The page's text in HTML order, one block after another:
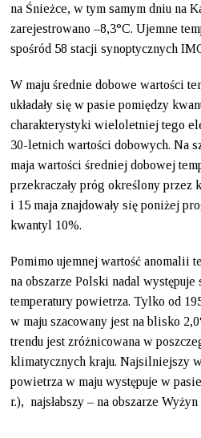
na Śnieżce, w tym samym dniu na
zarejestrowano –8,3°C. Ujemne
spośród 58 stacji synoptycznych
W maju średnie dobowe wartości
układały się w pasie pomiędzy
charakterystyki wieloletniej tego
30-letnich wartości dobowych. Na
maja wartości średniej dobowej
przekraczały próg określony przez
i 15 maja znajdowały się poniżej
kwantyl 10%.
Pomimo ujemnej wartość anomalii
na obszarze Polski nadal
temperatury powietrza. Tylko od
w maju szacowany jest na blisko
trendu jest zróżnicowana w
klimatycznych kraju. Najsilniejszy
powietrza w maju występuje w
r.), najsłabszy – na obszarze Wyżyn